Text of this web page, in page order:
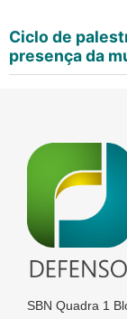
Ciclo de
presença da
SBN Quadra 1